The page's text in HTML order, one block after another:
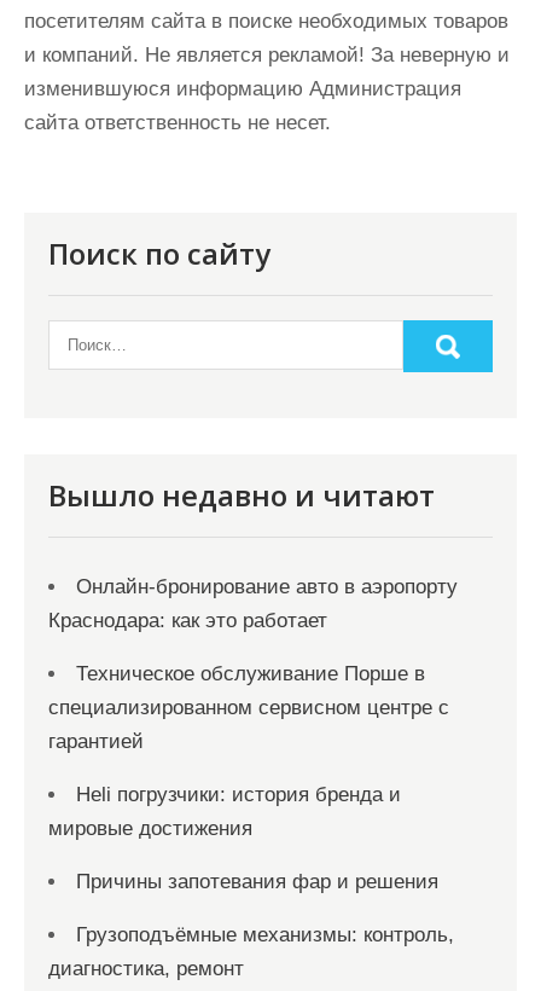
посетителям сайта в поиске необходимых товаров
и компаний. Не является рекламой! За неверную и
изменившуюся информацию Администрация
сайта ответственность не несет.
Поиск по сайту
Вышло недавно и читают
Онлайн‑бронирование авто в аэропорту
Краснодара: как это работает
Техническое обслуживание Порше в
специализированном сервисном центре с
гарантией
Heli погрузчики: история бренда и
мировые достижения
Причины запотевания фар и решения
Грузоподъёмные механизмы: контроль,
диагностика, ремонт